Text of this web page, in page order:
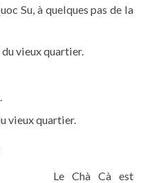
Su, à quelques pas de la
vieux quartier.
vieux quartier.
Le Chà Cà est